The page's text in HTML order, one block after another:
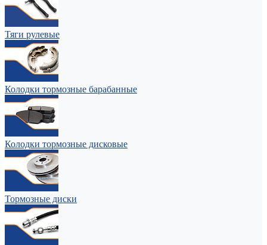
Тяги рулевые
Колодки тормозные барабанные
Колодки тормозные дисковые
Тормозные диски